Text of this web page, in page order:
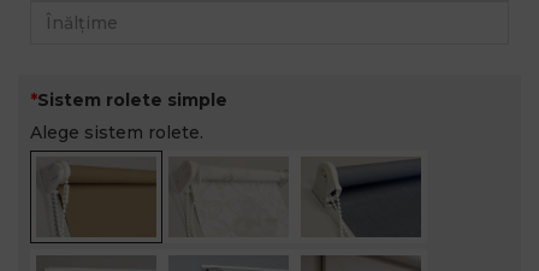
Sistem rolete simple
Alege sistem rolete.